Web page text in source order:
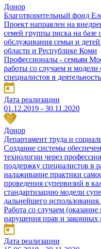
Донор
Благотворительный фонд
Проект направлен на
семей группы риска на базе
обслуживания семьи и
области и Республике Коми
Профессионалы - семьям
работы со случаем и
специалистов в
Дата реализации
01.12.2019 - 30.11.2020
Донор
Департамент труда и
Создание системы
технологии через
поддержку специалистов в
налаживание практики
проведения супервизий в
стандартизацию модели
дальнейшего использования.
Работа со случаем
нарушения прав и законных
Дата реализации